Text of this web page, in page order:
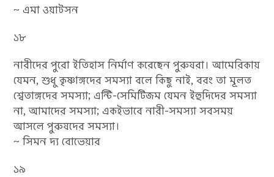
~ এমা ওয়াটসন
১৮
নারীদের পুরো ইতিহাস নির্মাণ করেছেন পুরুষরা। আমেরিকায়
যেমন, শুধু কৃষ্ণাঙ্গদের সমস্যা বলে কিছু নাই, বরং তা মূলত
শ্বেতাঙ্গদের সমস্যা; এন্টি-সেমিটিজম যেমন ইহুদিদের সমস্যা
না, আমাদের সমস্যা; একইভাবে নারী-সমস্যা সবসময়
আসলে পুরুষদের সমস্যা।
~ সিমন দ্য বোভেয়ার
১৯